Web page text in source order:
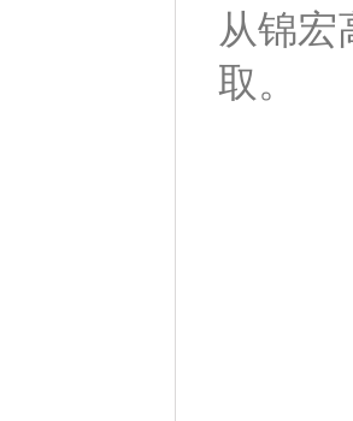
从锦宏
取。